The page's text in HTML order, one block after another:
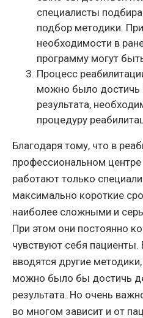
специалисты
подбор методики.
необходимости в
программу могут
Процесс
можно было достичь
результата,
процедуру
Благодаря тому, что в
профессиональном центре
работают только
максимально короткие
наиболее сложными и
При этом они постоянно
чувствуют себя
вводятся другие
можно было бы достичь
результата. Но очень
во многом зависит и от